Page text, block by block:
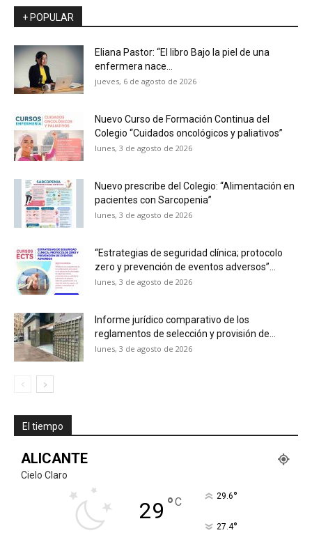
+ POPULAR
Eliana Pastor: “El libro Bajo la piel de una
enfermera nace...
jueves, 6 de agosto de 2026
Nuevo Curso de Formación Continua del
Colegio “Cuidados oncológicos y paliativos”
lunes, 3 de agosto de 2026
Nuevo prescribe del Colegio: “Alimentación en
pacientes con Sarcopenia”
lunes, 3 de agosto de 2026
“Estrategias de seguridad clínica; protocolo
zero y prevención de eventos adversos”...
lunes, 3 de agosto de 2026
Informe jurídico comparativo de los
reglamentos de selección y provisión de...
lunes, 3 de agosto de 2026
El tiempo
ALICANTE
Cielo Claro
29 °C 29.6°
27.4°